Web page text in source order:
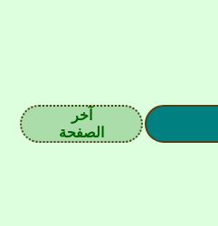
آخر
الصفحة